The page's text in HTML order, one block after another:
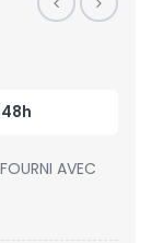
AVEC